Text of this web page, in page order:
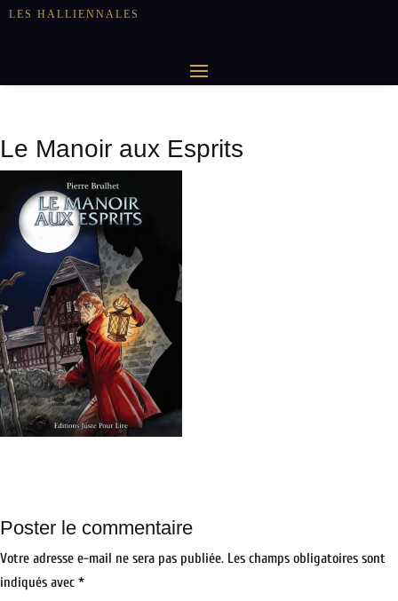
LES HALLIENNALES
Le Manoir aux Esprits
Poster le commentaire
Votre adresse e-mail ne sera pas publiée. Les champs obligatoires sont
indiqués avec *